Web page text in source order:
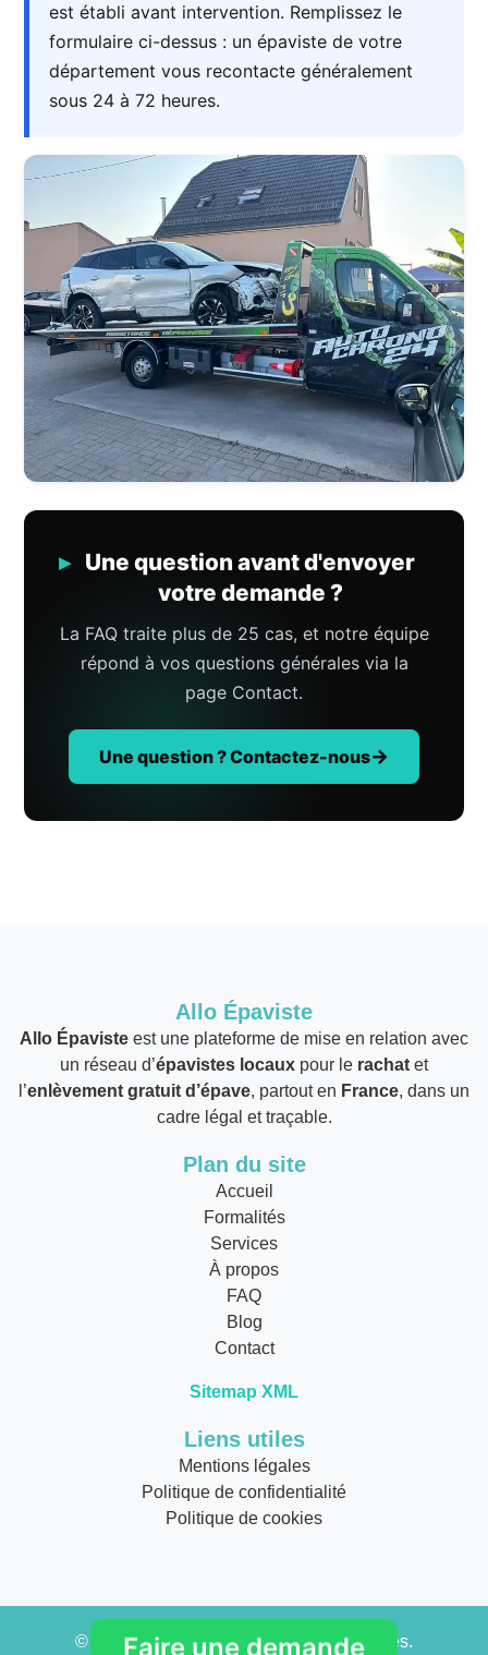
est établi avant intervention. Remplissez le
formulaire ci-dessus : un épaviste de votre
département vous recontacte généralement
sous 24 à 72 heures.
Une question avant d'envoyer
votre demande ?
La FAQ traite plus de 25 cas, et notre équipe
répond à vos questions générales via la
page Contact.
Une question ? Contactez-nous
Allo Épaviste
Allo Épaviste est une plateforme de mise en relation avec
un réseau d’épavistes locaux pour le rachat et
l’enlèvement gratuit d’épave, partout en France, dans un
cadre légal et traçable.
Plan du site
Accueil
Formalités
Services
À propos
FAQ
Blog
Contact
Sitemap XML
Liens utiles
Mentions légales
Politique de confidentialité
Politique de cookies
© 2026Allo Épaviste . Tous droits réservés.
Faire une demande